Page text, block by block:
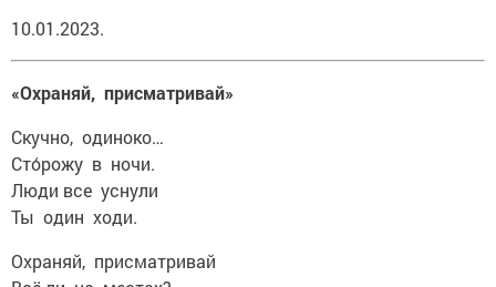
10.01.2023.
«Охраняй, присматривай»
Скучно, одиноко…
Сто́рожу в ночи.
Люди все уснули
Ты один ходи.
Охраняй, присматривай